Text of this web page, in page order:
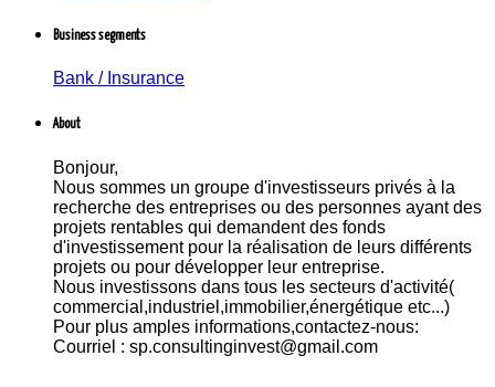
Cadre d'entreprise
Paris, France
Business segments
Bank / Insurance
About
Bonjour,
Nous sommes un groupe d'investisseurs privés à la
recherche des entreprises ou des personnes ayant des
projets rentables qui demandent des fonds
d'investissement pour la réalisation de leurs différents
projets ou pour développer leur entreprise.
Nous investissons dans tous les secteurs d'activité(
commercial,industriel,immobilier,énergétique etc...)
Pour plus amples informations,contactez-nous:
Courriel : sp.consultinginvest@gmail.com